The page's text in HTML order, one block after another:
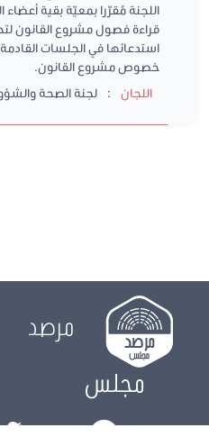
اللجنة مُقرّرا بمعيّة بقية
قراءة فصول مشروع القانون
استدعائها في الجلسات
خصوص مشروع القانون.
اللجان
: لجنة الصحة
مرصد
مجلس